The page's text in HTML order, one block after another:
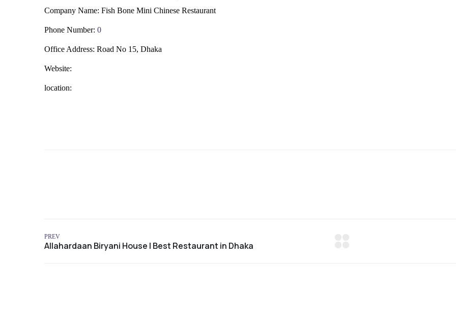
Company Name: Fish Bone Mini Chinese Restaurant
Phone Number: 0
Office Address: Road No 15, Dhaka
Website:
location:
PREV